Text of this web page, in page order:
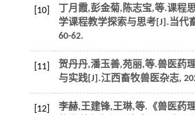
[10] 丁月霞,彭金菊,陈志宝,等.课程
学课程教学探索与思考[J].当代
60-62.
[11] 贺丹丹,潘玉善,苑丽,等.兽医药
与实践[J].江西畜牧兽医杂志,
[12] 李赫,王建锋,王琳,等.《兽医药